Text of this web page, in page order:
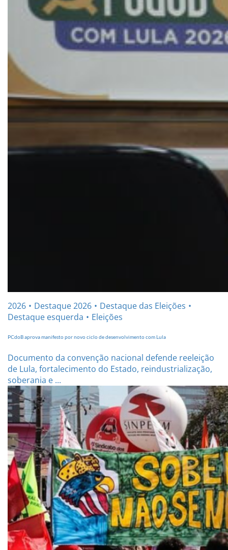
2026 Destaque 2026
Destaque das Eleições
Destaque esquerda
Eleições
PCdoB aprova manifesto por novo ciclo de desenvolvimento com Lula
Documento da convenção nacional defende reeleição
de Lula, fortalecimento do Estado, reindustrialização,
soberania e ...